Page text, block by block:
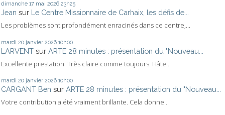
dimanche 17 mai 2026 23h25
Jean sur Le Centre Missionnaire de Carhaix, les défis de...
Les problèmes sont profondément enracinés dans ce centre,...
mardi 20 janvier 2026 10h00
LARVENT sur ARTE 28 minutes : présentation du "Nouveau...
Excellente prestation. Très claire comme toujours. Hâte...
mardi 20 janvier 2026 10h00
CARGANT Ben sur ARTE 28 minutes : présentation du "Nouveau...
Votre contribution a été vraiment brillante. Cela donne...